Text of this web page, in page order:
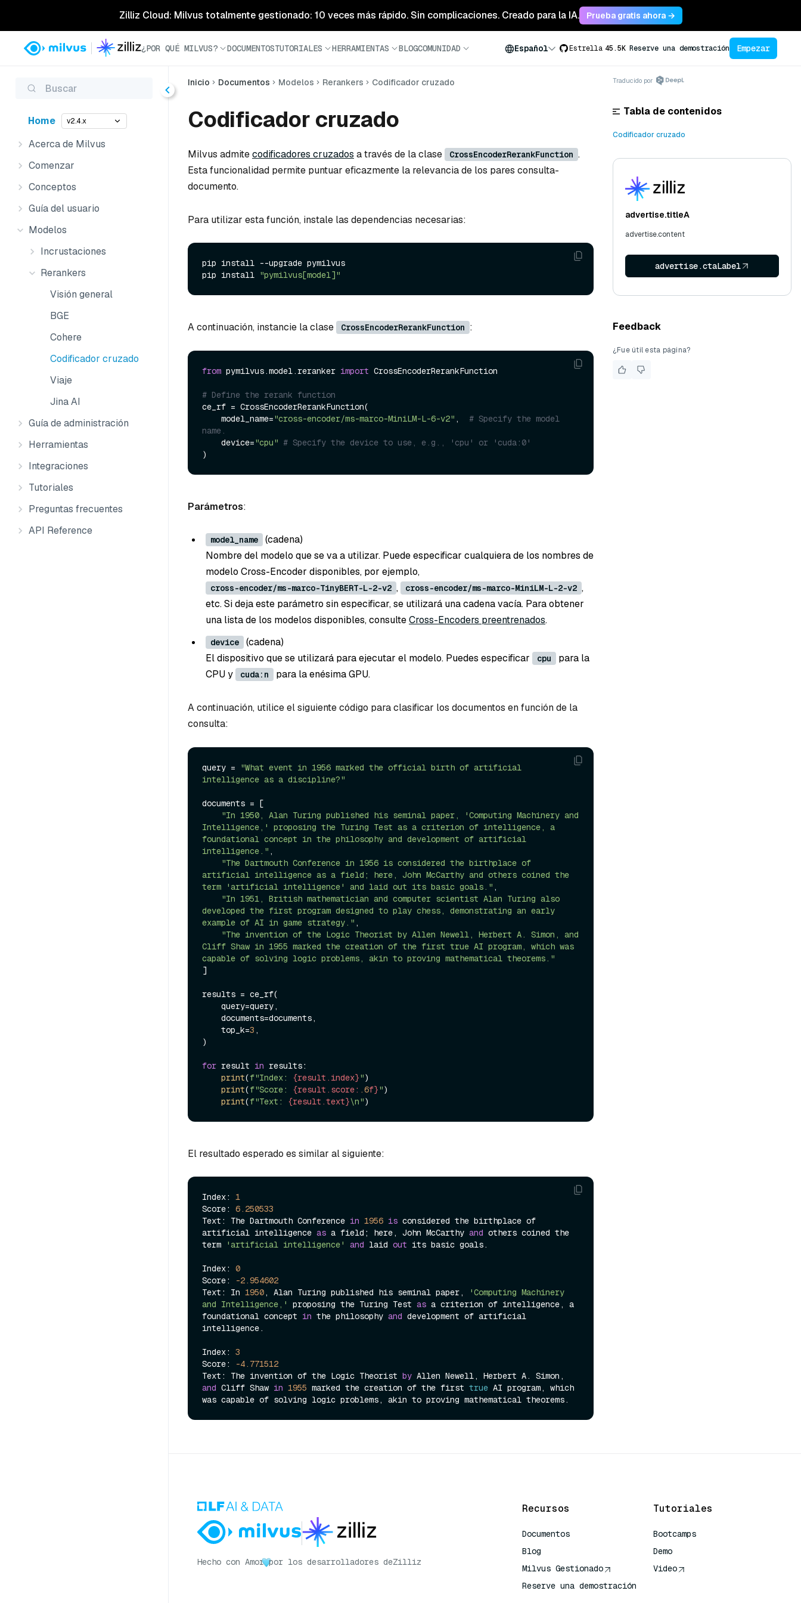
Zilliz Cloud: Milvus totalmente gestionado: 10 veces más rápido. Sin complicaciones. Creado para la IA. Prueba gratis ahora →
¿POR QUÉ MILVUS? DOCUMENTOSTUTORIALES HERRAMIENTAS BLOGCOMUNIDAD Español Estrella 45.5K Reserve una demostración Empezar
Buscar
Home v2.4.x
Acerca de Milvus
Comenzar
Conceptos
Guía del usuario
Modelos
Incrustaciones
Rerankers
Visión general
BGE
Cohere
Codificador cruzado
Viaje
Jina AI
Guía de administración
Herramientas
Integraciones
Tutoriales
Preguntas frecuentes
API Reference
Inicio Documentos Modelos Rerankers Codificador cruzado
Codificador cruzado
Milvus admitecodificadores cruzados a través de la clase CrossEncoderRerankFunction .
Esta funcionalidad permite puntuar eficazmente la relevancia de los pares consulta-
documento.
Para utilizar esta función, instale las dependencias necesarias:
pip install --upgrade pymilvus
pip install "pymilvus[model]"
A continuación, instancie la clase CrossEncoderRerankFunction :
from pymilvus.model.reranker import CrossEncoderRerankFunction
# Define the rerank function
ce_rf = CrossEncoderRerankFunction(
    model_name=
"cross-encoder/ms-marco-MiniLM-L-6-v2" , # Specify the model
name.
    device=
"cpu" # Specify the device to use, e.g., 'cpu' or 'cuda:0'
Parámetros:
model_name (cadena)
Nombre del modelo que se va a utilizar. Puede especificar cualquiera de los nombres de
modelo Cross-Encoder disponibles, por ejemplo,
cross-encoder/ms-marco-TinyBERT-L-2-v2 , cross-encoder/ms-marco-MiniLM-L-2-v2 ,
etc. Si deja este parámetro sin especificar, se utilizará una cadena vacía. Para obtener
una lista de los modelos disponibles, consulteCross-Encoders preentrenados.
device (cadena)
El dispositivo que se utilizará para ejecutar el modelo. Puedes especificar
cpu
para la
CPU y
cuda:n para la enésima GPU.
A continuación, utilice el siguiente código para clasificar los documentos en función de la
consulta:
query =
"What event in 1956 marked the official birth of artificial
intelligence as a discipline?"
documents = [
"In 1950, Alan Turing published his seminal paper, 'Computing Machinery and
Intelligence,' proposing the Turing Test as a criterion of intelligence, a
foundational concept in the philosophy and development of artificial
intelligence." ,
"The Dartmouth Conference in 1956 is considered the birthplace of
artificial intelligence as a field; here, John McCarthy and others coined the
term 'artificial intelligence' and laid out its basic goals." ,
"In 1951, British mathematician and computer scientist Alan Turing also
developed the first program designed to play chess, demonstrating an early
example of AI in game strategy." ,
"The invention of the Logic Theorist by Allen Newell, Herbert A. Simon, and
Cliff Shaw in 1955 marked the creation of the first true AI program, which was
capable of solving logic problems, akin to proving mathematical theorems."
]
results = ce_rf(
    top_k=
3 ,
)
for result in results:
print(f"Index: {result.index}")
print(f"Score: {result.score: .6f}")
print(f"Text: {result.text}\n"
El resultado esperado es similar al siguiente:
Index: 1
Score: 6.250533
Text: The Dartmouth Conference in 1956 is considered the birthplace of
artificial intelligence as a field; here, John McCarthy and others coined the
term
'artificial intelligence' and laid out its basic goals.
Index: 0
Score:
-2.954602
Text: In 1950, Alan Turing published his seminal paper,
'Computing Machinery
and Intelligence,'
proposing the Turing Test as a criterion of intelligence, a
foundational concept in the philosophy and development of artificial
intelligence.
Index: 3
Score:
-4.771512
Text: The invention of the Logic Theorist by
and Cliff Shaw in 1955 marked the creation of the first true AI program, which
Traducido por
Tabla de contenidos
Codificador cruzado
advertise.titleA
advertise.content
advertise.ctaLabel
Feedback
¿Fue útil esta página?
Hecho con Amor por los desarrolladores deZilliz
Recursos
Documentos
Blog
Milvus Gestionado
Reserve una demostración
Tutoriales
Bootcamps
Demo
Video